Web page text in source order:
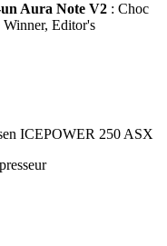
Aura Note V2 : Choc
Editor's
ICEPOWER 250 ASX